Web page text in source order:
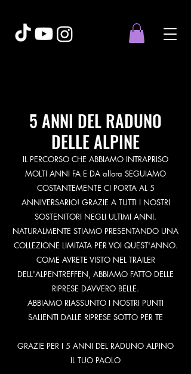
5 ANNI DEL RADUNO
DELLE ALPINE
IL PERCORSO CHE ABBIAMO INTRAPRISO
MOLTI ANNI FA E DA allora SEGUIAMO
COSTANTEMENTE CI PORTA AL 5
ANNIVERSARIO! GRAZIE A TUTTI I NOSTRI
SOSTENITORI NEGLI ULTIMI ANNI.
NATURALMENTE STIAMO PRESENTANDO UNA
COLLEZIONE LIMITATA PER VOI QUEST'ANNO.
COME AVRETE VISTO NEL TRAILER
DELL'ALPENTREFFEN, ABBIAMO FATTO DELLE
RIPRESE DAVVERO BELLE.
ABBIAMO RIASSUNTO I NOSTRI PUNTI
SALIENTI DALLE RIPRESE SOTTO PER TE
GRAZIE PER I 5 ANNI DEL RADUNO ALPINO
IL TUO PAOLO